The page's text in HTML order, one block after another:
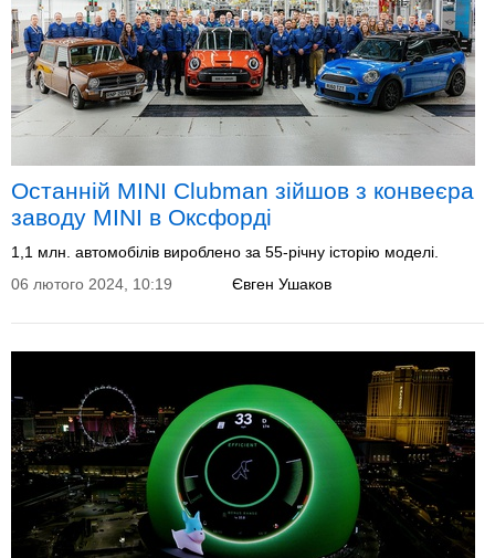
Останній MINI Clubman зійшов з конвеєра
заводу MINI в Оксфорді
1,1 млн. автомобілів вироблено за 55-річну історію моделі.
Євген Ушаков
06 лютого 2024, 10:19